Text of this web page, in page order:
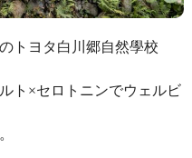
トヨタ白川郷自然學校
ト×セロトニンでウェルビ